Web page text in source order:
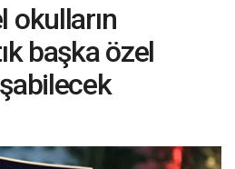
okulların
başka özel